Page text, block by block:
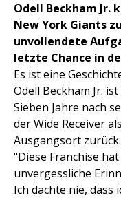
Odell Beckham Jr.
New York Giants
unvollendete
letzte Chance in
Es ist eine
Odell Beckham Jr.
Sieben Jahre nach
der Wide Receiver
Ausgangsort zurück.
"Diese Franchise
unvergessliche
Ich dachte nie, dass